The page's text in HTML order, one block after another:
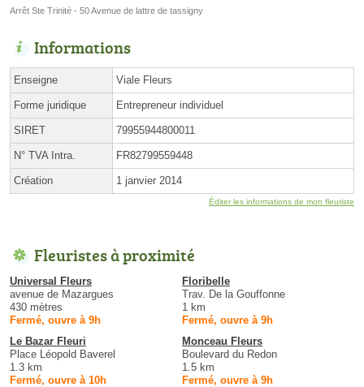
Arrêt Ste Trinité - 50 Avenue de lattre de tassigny
Informations
Enseigne Viale Fleurs
Forme juridique Entrepreneur individuel
SIRET 79955944800011
N° TVA Intra. FR82799559448
Création 1 janvier 2014
Éditer les informations de mon fleuriste
Fleuristes à proximité
Universal Fleurs
avenue de Mazargues
430 mètres
Fermé, ouvre à 9h
Floribelle
Trav. De la Gouffonne
1 km
Fermé, ouvre à 9h
Le Bazar Fleuri
Place Léopold Baverel
1.3 km
Fermé, ouvre à 10h
Monceau Fleurs
Boulevard du Redon
1.5 km
Fermé, ouvre à 9h